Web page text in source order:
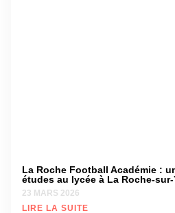
La Roche Football Académie :
études au lycée à La Roche-sur-
23 MARS 2026
LIRE LA SUITE